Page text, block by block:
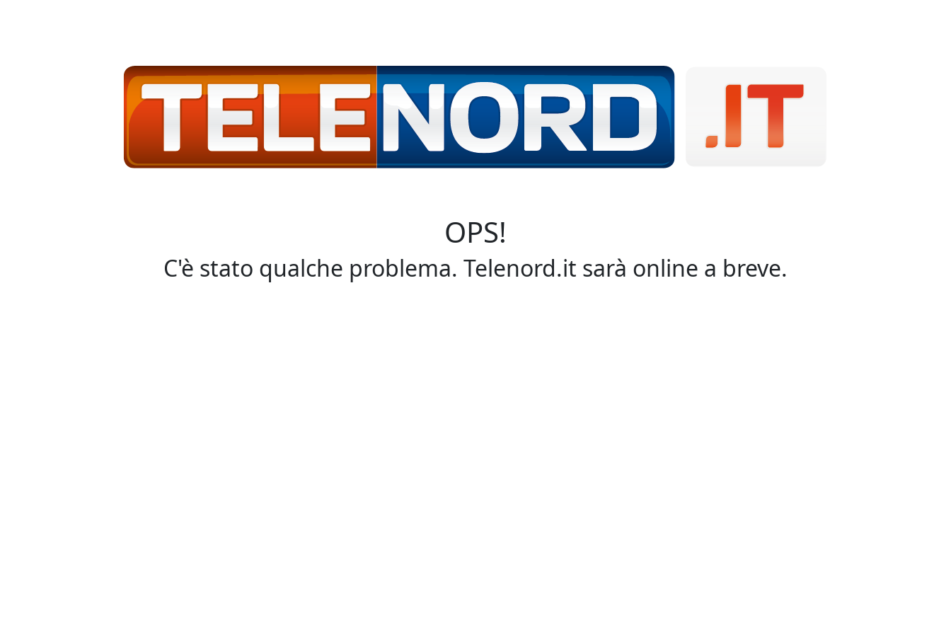
OPS!
C'è stato qualche problema. Telenord.it sarà online a breve.